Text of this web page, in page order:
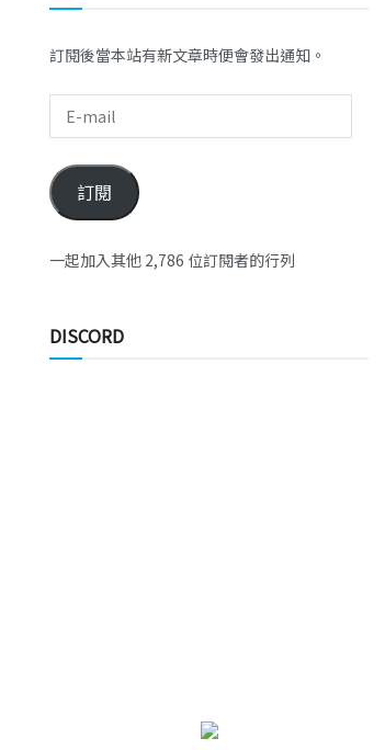
訂閱後當本站有新文章時便會發出通知。
訂閱
一起加入其他 2,786 位訂閱者的行列
DISCORD